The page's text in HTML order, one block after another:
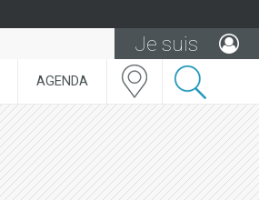
Je suis
AGENDA